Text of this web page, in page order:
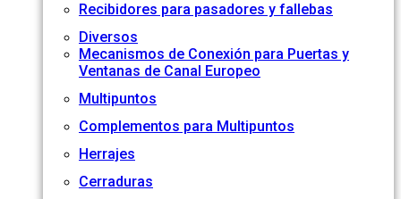
Recibidores para pasadores y fallebas
Diversos
Mecanismos de Conexión para Puertas y
Ventanas de Canal Europeo
Multipuntos
Complementos para Multipuntos
Herrajes
Cerraduras